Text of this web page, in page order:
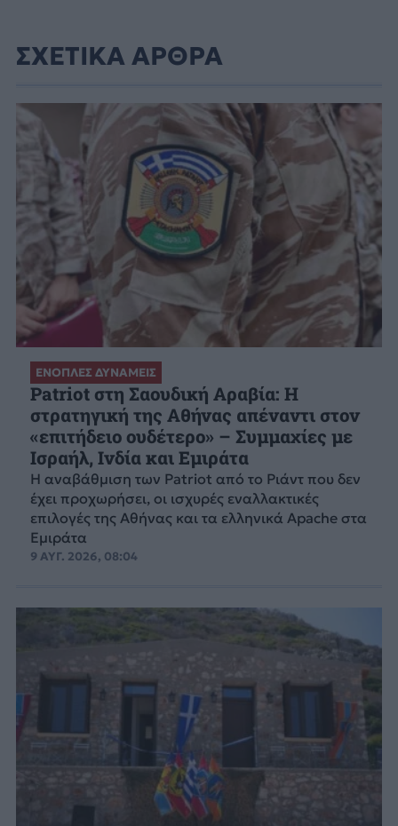
ΣΧΕΤΙΚΑ ΑΡΘΡΑ
ΕΝΟΠΛΕΣ ΔΥΝΑΜΕΙΣ
Patriot στη Σαουδική Αραβία: Η
στρατηγική της Αθήνας απέναντι στον
«επιτήδειο ουδέτερο» – Συμμαχίες με
Ισραήλ, Ινδία και Εμιράτα
Η αναβάθμιση των Patriot από το Ριάντ που δεν
έχει προχωρήσει, οι ισχυρές εναλλακτικές
επιλογές της Αθήνας και τα ελληνικά Apache στα
Εμιράτα
9 ΑΥΓ. 2026, 08:04